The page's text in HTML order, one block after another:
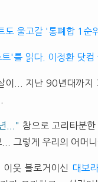
도 울고갈 '통폐합 1순
'를 읽다. 이정환 닷컴
이... 지난 90년대까
..." 참으로 고리타분
그렇게 우리의 어머
웃 블로거이신 대보